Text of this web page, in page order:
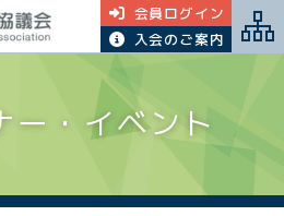
会員ログイン
入会のご案内
ー・イベント